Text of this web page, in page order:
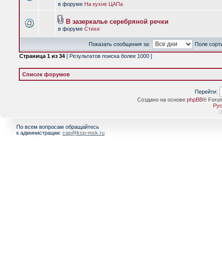
в форуме На кухне ЦАПа
В зазеркалье серебряной речки
в форуме Стихи
Показать сообщения за:
Поле
Страница 1 из 34 [ Результатов поиска более 1000 ]
Список форумов
Перейти:
Создано на основе phpBB®
[
По всем вопросам обращайтесь
к администрации: cap@ksp-msk.ru